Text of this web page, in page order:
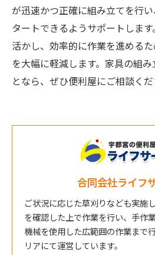
が迅速かつ正確に組み立てを行
タートできるようサポートしま
活かし、効率的に作業を進める
を大幅に軽減します。家具の組
となら、ぜひ便利屋にご相談くだ
合同会社ライフ
ご状況に応じた草刈りなども実施
を確認した上で作業を行い、手作
機械を使用した広範囲の作業まで
リアにて運営しています。